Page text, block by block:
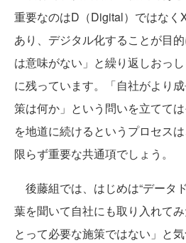
重要なのはD（Digital）ではなく
あり、デジタル化することが目
は意味がない」と繰り返しおっ
に残っています。「自社がより
策は何か」という問いを立てて
を地道に続けるというプロセス
限らず重要な共通項でしょう。
後藤組では、はじめは“データ
葉を聞いて自社にも取り入れて
とって必要な施策ではない」と